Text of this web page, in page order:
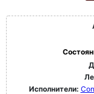
Исполнители: